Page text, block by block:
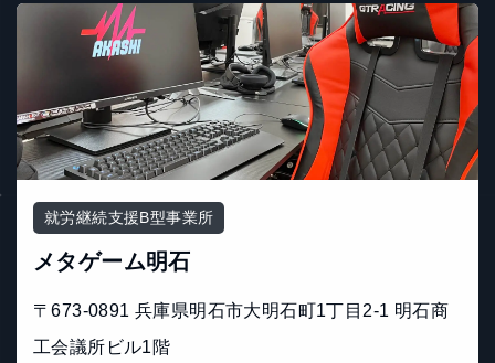
就労継続支援B型事業所
メタゲーム明石
〒673-0891 兵庫県明石市大明石町1丁目2-1 明石商
工会議所ビル1階